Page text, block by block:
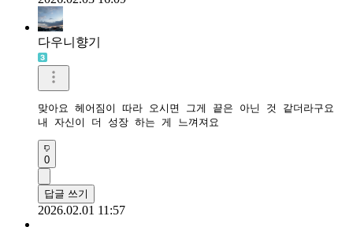
다우니향기
맞아요 헤어짐이 따라 오시면 그게 끝은 아닌 것 같더라구요
내 자신이 더 성장 하는 게 느껴져요
0
답글 쓰기
2026.02.01 11:57